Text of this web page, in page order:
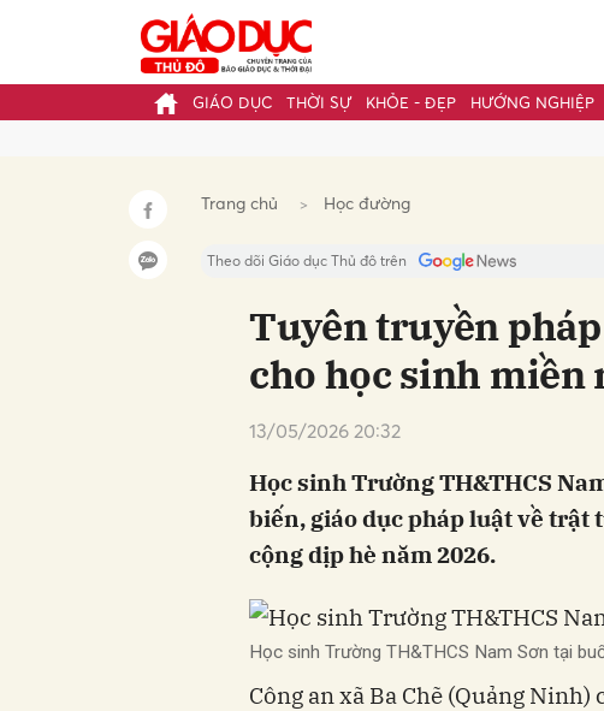
GIÁO DỤC THỜI SỰ KHỎE - ĐẸP HƯỚNG NGHIỆP
Trang chủ Học đường
Theo dõi Giáo dục Thủ đô trên
Tuyên truyền
cho học sinh miền
13/05/2026 20:32
Học sinh Trường TH&THCS
biến, giáo dục pháp luật về trật
cộng dịp hè năm 2026.
Học sinh Trường TH&THCS Nam Sơn tại
Công an xã Ba Chẽ (Quảng
Gửi bình